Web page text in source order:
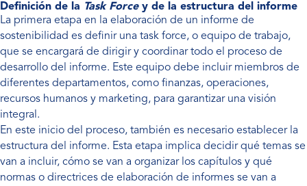
Definición de la Task Forcey de la estructura del informe
La primera etapa en la elaboración de un informe de
sostenibilidad es definir una task force, o equipo de trabajo,
que se encargará de dirigir y coordinar todo el proceso de
desarrollo del informe. Este equipo debe incluir miembros de
diferentes departamentos, como finanzas, operaciones,
recursos humanos y marketing, para garantizar una visión
integral.
En este inicio del proceso, también es necesario establecer la
estructura del informe. Esta etapa implica decidir qué temas se
van a incluir, cómo se van a organizar los capítulos y qué
normas o directrices de elaboración de informes se van a